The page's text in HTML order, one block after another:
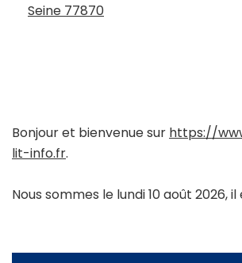
Seine 77870
Bonjour et bienvenue sur https://
lit-info.fr.
Nous sommes le lundi 10 août 2026, il